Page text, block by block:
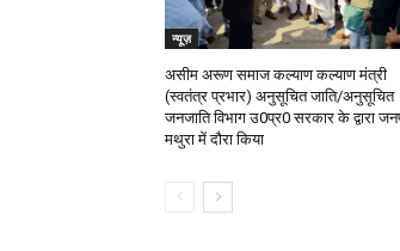
न्यूज़
असीम अरूण समाज कल्याण कल्याण मंत्री
(स्वतंत्र प्रभार) अनुसूचित जाति/अनुसूचित
जनजाति विभाग उ0प्र0 सरकार के द्वारा
मथुरा में दौरा किया